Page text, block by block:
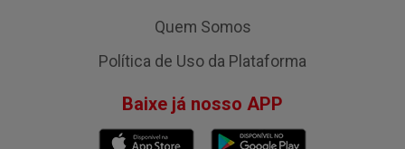
Quem Somos
Política de Uso da Plataforma
Baixe já nosso APP